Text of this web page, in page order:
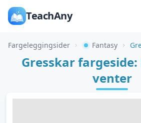
TeachAny
Fargeleggingsider Fantasy
Gresskar
venter